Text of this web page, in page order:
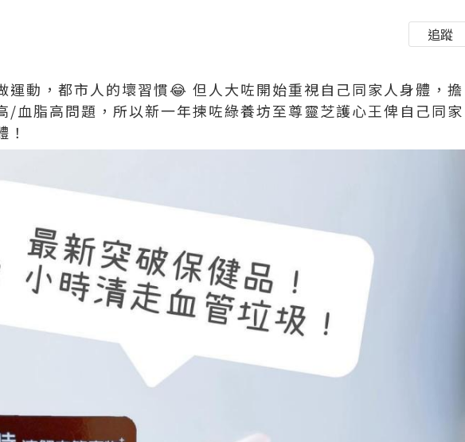
追蹤
運動，都市人的壞習慣😂 但人大咗開始重視自己同家人身體，擔
/血脂高問題，所以新一年揀咗綠養坊至尊靈芝護心王俾自己同家